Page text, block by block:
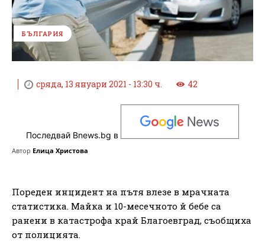
БЪЛГАРИЯ
сряда, 13 януари 2021 - 13:30 ч. 42
Последвай Bnews.bg в
Автор Елица Христова
Пореден инцидент на пътя влезе в мрачната
статистика. Майка и 10-месечното й бебе са
ранени в катастрофа край Благоевград, съобщиха
от полицията.